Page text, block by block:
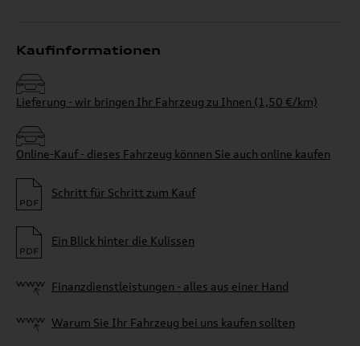
Kaufinformationen
Lieferung - wir bringen Ihr Fahrzeug zu Ihnen (1,50 €/km)
Online-Kauf - dieses Fahrzeug können Sie auch online kaufen
Schritt für Schritt zum Kauf
Ein Blick hinter die Kulissen
Finanzdienstleistungen - alles aus einer Hand
Warum Sie Ihr Fahrzeug bei uns kaufen sollten